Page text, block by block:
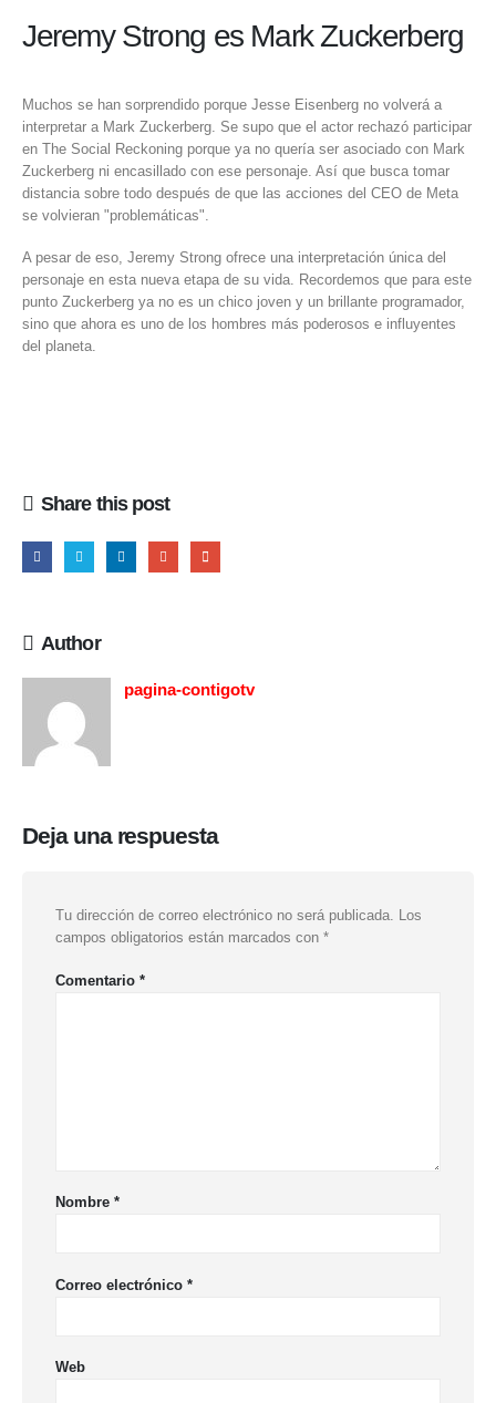
Jeremy Strong es Mark Zuckerberg
Muchos se han sorprendido porque Jesse Eisenberg no volverá a
interpretar a Mark Zuckerberg. Se supo que el actor rechazó participar
en The Social Reckoning porque ya no quería ser asociado con Mark
Zuckerberg ni encasillado con ese personaje. Así que busca tomar
distancia sobre todo después de que las acciones del CEO de Meta
se volvieran "problemáticas".
A pesar de eso, Jeremy Strong ofrece una interpretación única del
personaje en esta nueva etapa de su vida. Recordemos que para este
punto Zuckerberg ya no es un chico joven y un brillante programador,
sino que ahora es uno de los hombres más poderosos e influyentes
del planeta.
Share this post
Author
pagina-contigotv
Deja una respuesta
Tu dirección de correo electrónico no será publicada.
Los
campos obligatorios están marcados con *
Comentario *
Nombre *
Correo electrónico *
Web